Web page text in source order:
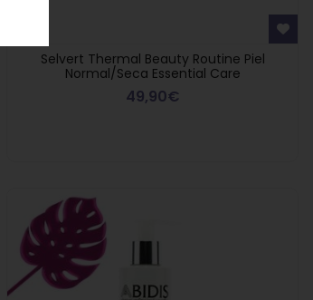
Selvert Thermal Beauty Routine Piel
Normal/Seca Essential Care
49,90€